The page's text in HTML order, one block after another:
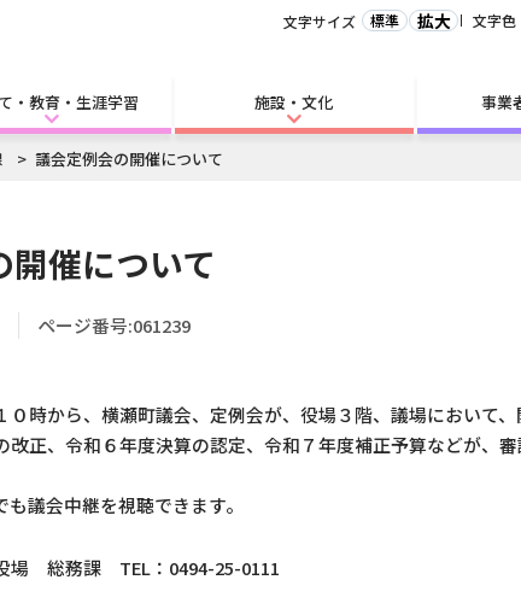
文字サイズ 標準 拡大 文字色
・教育・生涯学習 施設・文化 事業
議会定例会の開催について
催について
ページ番号:061239
０時から、横瀬町議会、定例会が、役場３階、議場において、
改正、令和６年度決算の認定、令和７年度補正予算などが、
議会中継を視聴できます。
場 総務課 TEL：0494-25-0111